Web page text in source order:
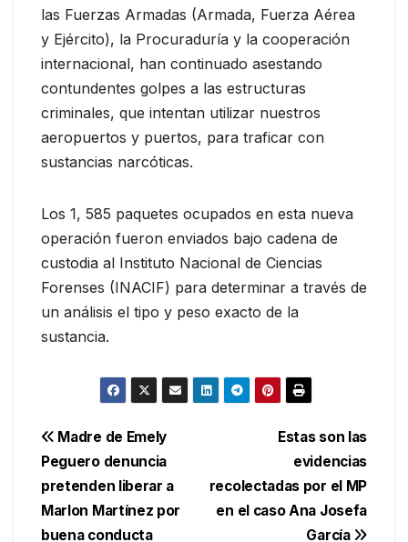
las Fuerzas Armadas (Armada, Fuerza Aérea
y Ejército), la Procuraduría y la cooperación
internacional, han continuado asestando
contundentes golpes a las estructuras
criminales, que intentan utilizar nuestros
aeropuertos y puertos, para traficar con
sustancias narcóticas.
Los 1, 585 paquetes ocupados en esta nueva
operación fueron enviados bajo cadena de
custodia al Instituto Nacional de Ciencias
Forenses (INACIF) para determinar a través de
un análisis el tipo y peso exacto de la
sustancia.
Navegación
de
entradas
Estas son las
evidencias
recolectadas por el MP
en el caso Ana Josefa
García
Madre de Emely
Peguero denuncia
pretenden liberar a
Marlon Martínez por
buena conducta